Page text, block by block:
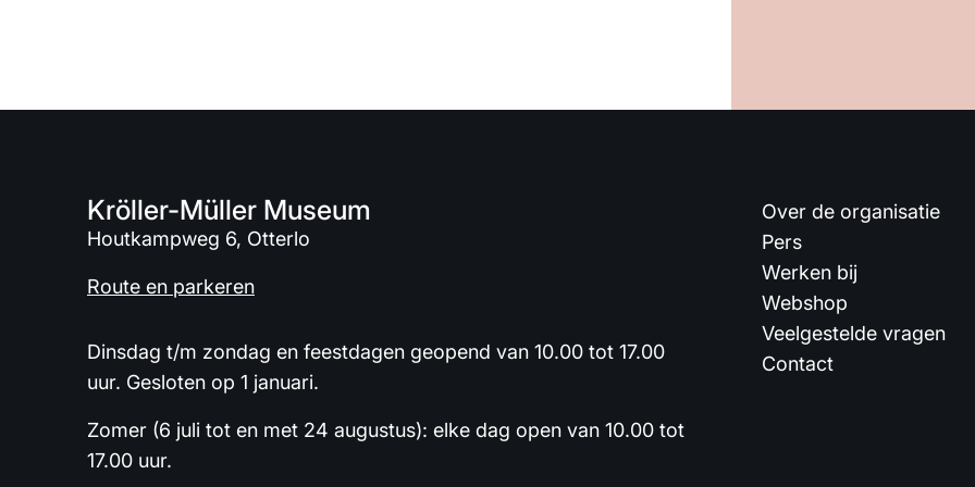
Kröller-Müller Museum
Houtkampweg 6, Otterlo
Route en parkeren
Dinsdag t/m zondag en feestdagen geopend van 10.00 tot 17.00
uur. Gesloten op 1 januari.
Zomer (6 juli tot en met 24 augustus): elke dag open van 10.00 tot
17.00 uur.
Over de organisatie
Pers
Werken bij
Webshop
Veelgestelde vragen
Contact